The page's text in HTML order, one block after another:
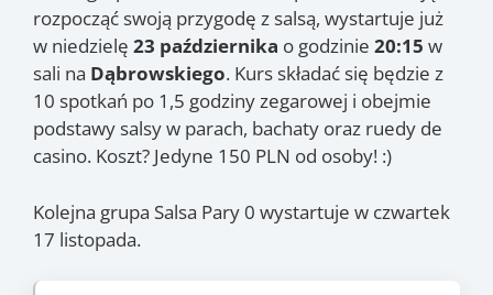
rozpocząć swoją przygodę z salsą, wystartuje już
w niedzielę 23 października o godzinie 20:15 w
sali na Dąbrowskiego. Kurs składać się będzie z
10 spotkań po 1,5 godziny zegarowej i obejmie
podstawy salsy w parach, bachaty oraz ruedy de
casino. Koszt? Jedyne 150 PLN od osoby! :)
Kolejna grupa Salsa Pary 0 wystartuje w czwartek
17 listopada.